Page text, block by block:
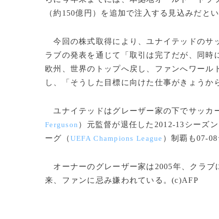
（約150億円）を追加で注入する見込みだと
今回の株式取得により、ユナイテッドのサ
ラブの発表を通じて「取引は完了だが、同
欧州、世界のトップへ戻し、ファンへワー
し、「そうした目標に向けた仕事がきょうか
ユナイテッドはグレーザー家の下でサッカ
Ferguson ）元監督が退任した2012-13シーズ
ーグ（UEFA Champions League ）制覇も07-
オーナーのグレーザー家は2005年、クラブ
来、ファンに忌み嫌われている。(c)AFP